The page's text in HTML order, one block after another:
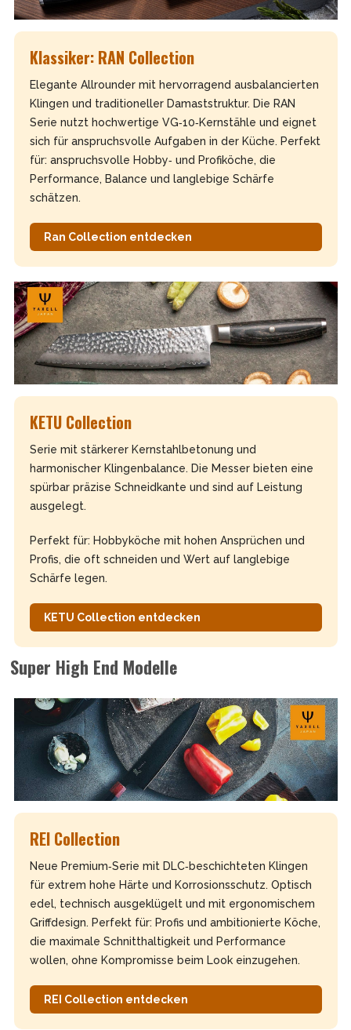
Klassiker: RAN Collection
Elegante Allrounder mit hervorragend ausbalancierten
Klingen und traditioneller Damaststruktur. Die RAN
Serie nutzt hochwertige VG‑10‑Kernstähle und eignet
sich für anspruchsvolle Aufgaben in der Küche. Perfekt
für: anspruchsvolle Hobby‑ und Profiköche, die
Performance, Balance und langlebige Schärfe
schätzen.
Ran Collection entdecken
KETU Collection
Serie mit stärkerer Kernstahlbetonung und
harmonischer Klingenbalance. Die Messer bieten eine
spürbar präzise Schneidkante und sind auf Leistung
ausgelegt.
Perfekt für: Hobbyköche mit hohen Ansprüchen und
Profis, die oft schneiden und Wert auf langlebige
Schärfe legen.
KETU Collection entdecken
Super High End Modelle
REI Collection
Neue Premium‑Serie mit DLC‑beschichteten Klingen
für extrem hohe Härte und Korrosionsschutz. Optisch
edel, technisch ausgeklügelt und mit ergonomischem
Griffdesign. Perfekt für: Profis und ambitionierte Köche,
die maximale Schnitthaltigkeit und Performance
wollen, ohne Kompromisse beim Look einzugehen.
REI Collection entdecken